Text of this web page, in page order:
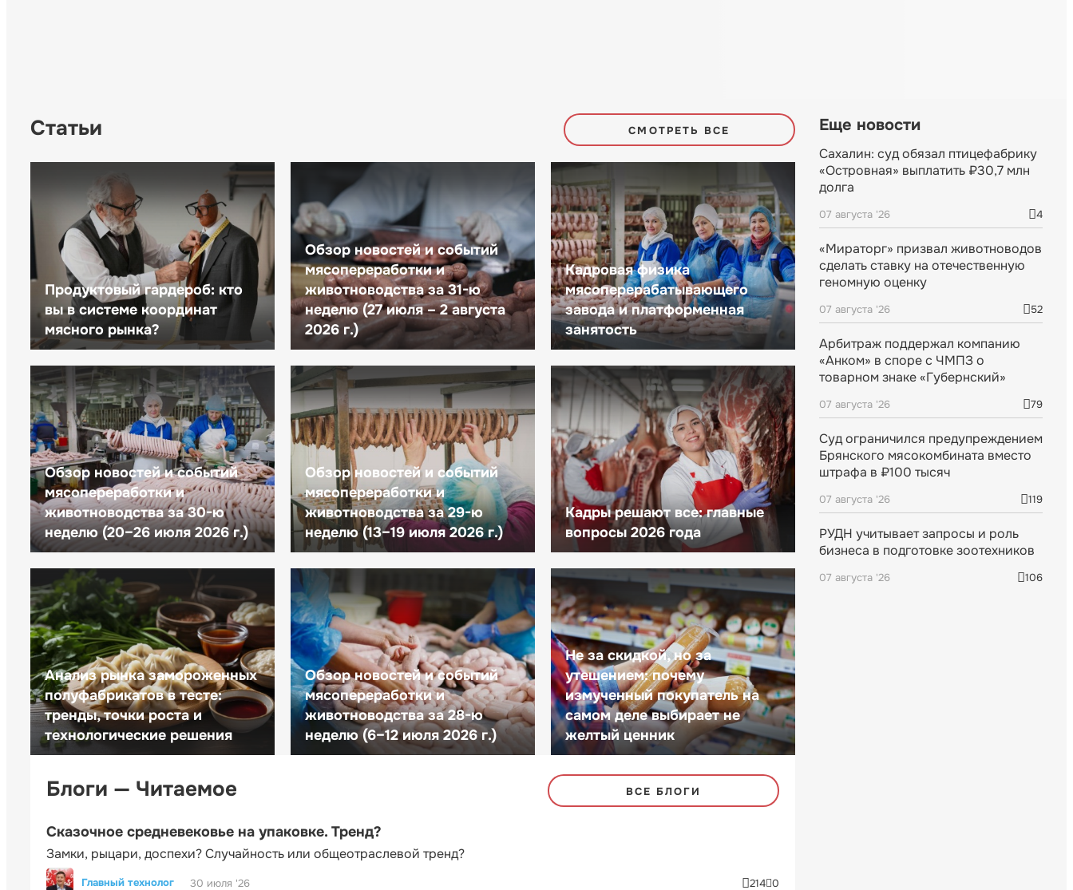
Статьи СМОТРЕТЬ ВСЕ
Продуктовый гардероб: кто
вы в системе координат
мясного рынка?
Обзор новостей и событий
мясопереработки и
животноводства за 31-ю
неделю (27 июля – 2 августа
2026 г.)
Кадровая физика
мясоперерабатывающего
завода и платформенная
занятость
Обзор новостей и событий
мясопереработки и
животноводства за 30-ю
неделю (20–26 июля 2026 г.)
Обзор новостей и событий
мясопереработки и
животноводства за 29-ю
неделю (13–19 июля 2026 г.)
Кадры решают все: главные
вопросы 2026 года
Анализ рынка замороженных
полуфабрикатов в тесте:
тренды, точки роста и
технологические решения
Обзор новостей и событий
мясопереработки и
животноводства за 28-ю
неделю (6–12 июля 2026 г.)
Не за скидкой, но за
утешением: почему
измученный покупатель на
самом деле выбирает не
желтый ценник
Блоги — Читаемое ВСЕ БЛОГИ
Сказочное средневековье на упаковке. Тренд?
Замки, рыцари, доспехи? Случайность или общеотраслевой тренд?
Главный технолог 30 июля '26 214 0
Еще новости
Сахалин: суд обязал птицефабрику
«Островная» выплатить ₽30,7 млн
долга
07 августа '26 4
«Мираторг» призвал животноводов
сделать ставку на отечественную
геномную оценку
07 августа '26 52
Арбитраж поддержал компанию
«Анком» в споре с ЧМПЗ о
товарном знаке «Губернский»
07 августа '26 79
Суд ограничился предупреждением
Брянского мясокомбината вместо
штрафа в ₽100 тысяч
07 августа '26 119
РУДН учитывает запросы и роль
бизнеса в подготовке зоотехников
07 августа '26 106